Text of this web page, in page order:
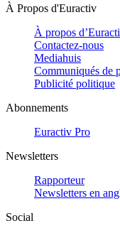
À Propos d'Euractiv
À propos
Contactez-nous
Mediahuis
Communiqués de
Publicité politique
Abonnements
Euractiv Pro
Newsletters
Rapporteur
Newsletters en
Social